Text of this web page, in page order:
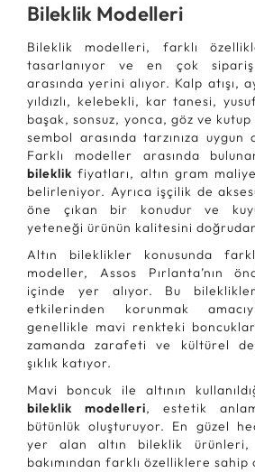
Bileklik Modelleri
Bileklik modelleri, farklı
tasarlanıyor ve en çok
arasında yerini alıyor. Kalp atışı,
yıldızlı, kelebekli, kar tanesi,
başak, sonsuz, yonca, göz ve kutup
sembol arasında tarzınıza uygun
Farklı modeller arasında
bileklik fiyatları, altın gram
belirleniyor. Ayrıca işçilik de
öne çıkan bir konudur ve
yeteneği ürünün kalitesini
Altın bileklikler konusunda
modeller, Assos Pırlanta’nın
içinde yer alıyor. Bu
etkilerinden korunmak
genellikle mavi renkteki
zamanda zarafeti ve kültürel
şıklık katıyor.
Mavi boncuk ile altının
bileklik modelleri, estetik
bütünlük oluşturuyor. En güzel
yer alan altın bileklik ürünleri,
bakımından farklı özelliklere sahip